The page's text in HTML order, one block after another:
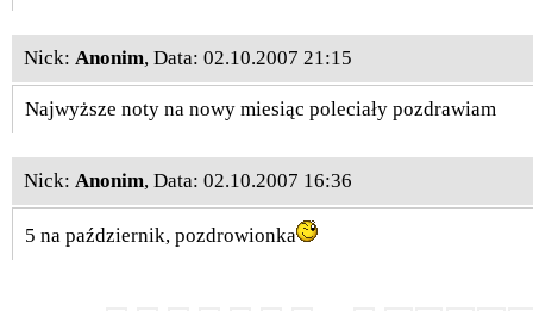
Nick: Anonim, Data: 02.10.2007 21:15
Najwyższe noty na nowy miesiąc poleciały pozdrawiam
Nick: Anonim, Data: 02.10.2007 16:36
5 na październik, pozdrowionka